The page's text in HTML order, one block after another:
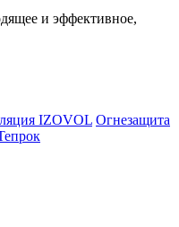
и эффективное,
IZOVOL Огнезащита